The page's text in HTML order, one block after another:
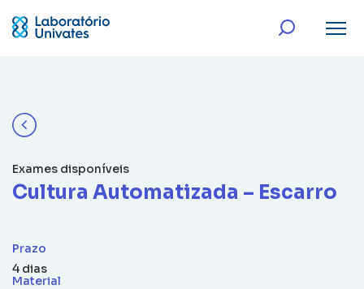
Exames disponíveis
Cultura Automatizada – Escarro
Prazo
4 dias
Material